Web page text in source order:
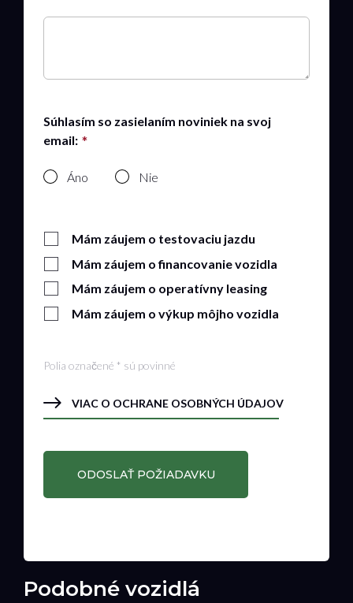
Súhlasím so zasielaním noviniek na svoj
email:
Áno Nie
Mám záujem o testovaciu jazdu
Mám záujem o financovanie vozidla
Mám záujem o operatívny leasing
Mám záujem o výkup môjho vozidla
Polia označené * sú povinné
VIAC O OCHRANE OSOBNÝCH ÚDAJOV
Podobné vozidlá